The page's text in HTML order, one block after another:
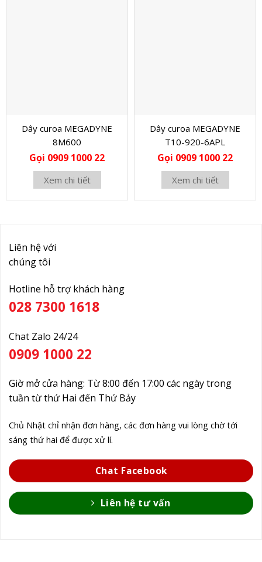
Dây curoa MEGADYNE
8M600
Gọi 0909 1000 22
Xem chi tiết
Dây curoa MEGADYNE
T10-920-6APL
Gọi 0909 1000 22
Xem chi tiết
Liên hệ với
chúng tôi
Hotline hỗ trợ khách hàng
028 7300 1618
Chat Zalo 24/24
0909 1000 22
Giờ mở cửa hàng: Từ 8:00 đến 17:00 các ngày trong
tuần từ thứ Hai đến Thứ Bảy
Chủ Nhật chỉ nhận đơn hàng, các đơn hàng vui lòng chờ tới
sáng thứ hai để được xử lí.
Chat Facebook
Liên hệ tư vấn